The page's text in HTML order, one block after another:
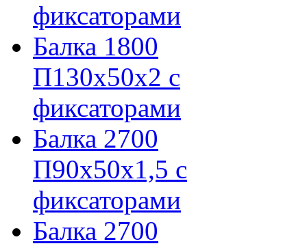
фиксаторами
Балка 1800
П130х50х2 с
фиксаторами
Балка 2700
П90х50х1,5 с
фиксаторами
Балка 2700